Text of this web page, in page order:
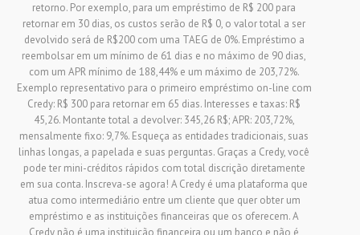
retorno. Por exemplo, para um empréstimo de R$ 200 para
retornar em 30 dias, os custos serão de R$ 0, o valor total a ser
devolvido será de R$200 com uma TAEG de 0%. Empréstimo a
reembolsar em um mínimo de 61 dias e no máximo de 90 dias,
com um APR mínimo de 188,44% e um máximo de 203,72%.
Exemplo representativo para o primeiro empréstimo on-line com
Credy: R$ 300 para retornar em 65 dias. Interesses e taxas: R$
45,26. Montante total a devolver: 345,26 R$; APR: 203,72%,
mensalmente fixo: 9,7%. Esqueça as entidades tradicionais, suas
linhas longas, a papelada e suas perguntas. Graças a Credy, você
pode ter mini-créditos rápidos com total discrição diretamente
em sua conta. Inscreva-se agora! A Credy é uma plataforma que
atua como intermediário entre um cliente que quer obter um
empréstimo e as instituições financeiras que os oferecem. A